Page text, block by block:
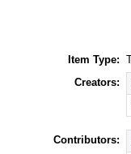
Item Type:
Creators:
Contributors: